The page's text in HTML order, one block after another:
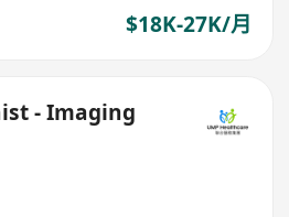
$18K-27K/月
- Imaging